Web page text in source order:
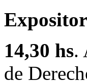
14,30 hs.
de